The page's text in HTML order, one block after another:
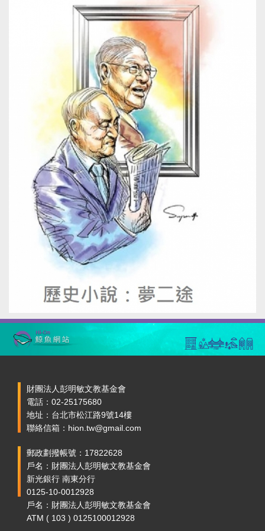
財團法人彭明敏文教基金會
電話：02-25175680
地址：台北市松江路9號14樓
聯絡信箱：hion.tw@gmail.com
郵政劃撥帳號：17822628
戶名：財團法人彭明敏文教基金會
新光銀行 南東分行
0125-10-0012928
戶名：財團法人彭明敏文教基金會
ATM ( 103 ) 0125100012928